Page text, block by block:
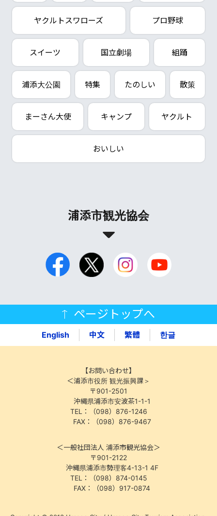
ヤクルトスワローズ プロ野球
スイーツ 国立劇場 組踊
浦添大公園 特集 たのしい 散策
まーさん大使 キャンプ ヤクルト
おいしい
浦添市観光協会
ページトップへ
English 中文 繁體 한글
【お問い合わせ】
＜浦添市役所 観光振興課＞
〒901-2501
沖縄県浦添市安波茶1-1-1
TEL：（098）876-1246
FAX：（098）876-9467
＜一般社団法人 浦添市観光協会＞
〒901-2122
沖縄県浦添市勢理客4-13-1 4F
TEL：（098）874-0145
FAX：（098）917-0874